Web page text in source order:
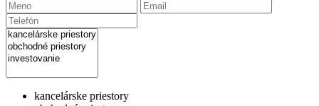
kancelárske priestory